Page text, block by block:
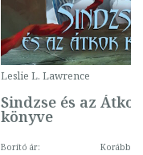
Leslie L. Lawrence
Sindzse és az Átkok
könyve
Borító ár: Korábbi